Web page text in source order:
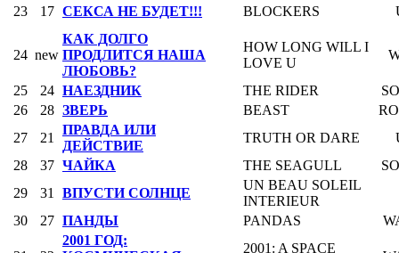
23
17 СЕКСА НЕ БУДЕТ!!! BLOCKERS
24 new
КАК ДОЛГО
ПРОДЛИТСЯ НАША
ЛЮБОВЬ?
HOW LONG WILL I
LOVE U
25 24 НАЕЗДНИК THE RIDER
26
28 ЗВЕРЬ BEAST
27
21
ПРАВДА ИЛИ
ДЕЙСТВИЕ
TRUTH OR DARE
28
37 ЧАЙКА THE SEAGULL
29
31 ВПУСТИ СОЛНЦЕ
UN BEAU SOLEIL
INTERIEUR
30
27 ПАНДЫ PANDAS
2001 ГОД:
2001: A SPACE